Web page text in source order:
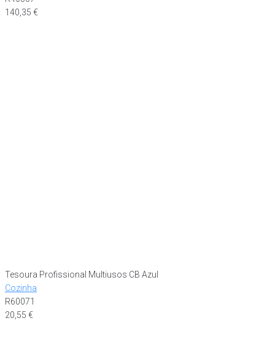
140,35 €
Tesoura Profissional Multiusos CB Azul
Cozinha
R60071
20,55 €